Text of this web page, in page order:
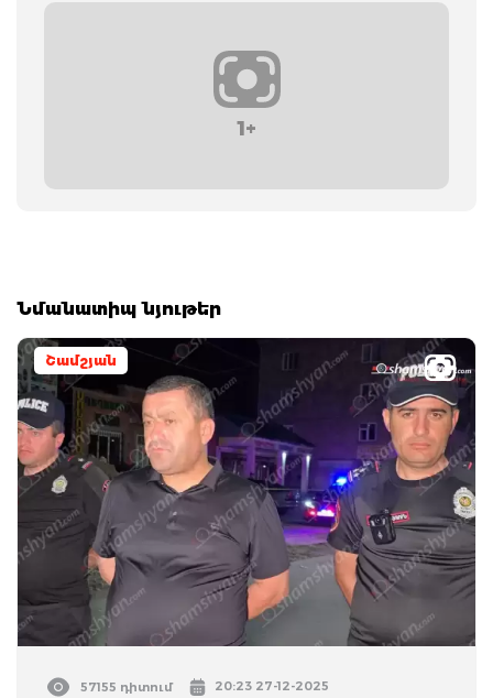
1+
Նմանատիպ նյութեր
Շամշյան
57155 դիտում 20:23 27-12-2025